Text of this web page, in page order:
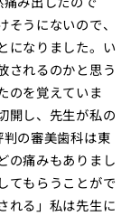
うにないので、
になりました。い
されるのかと思う
のを覚えていま
開し、先生が私の
の審美歯科は東
の痛みもありまし
てもらうことがで
れる」私は先生に